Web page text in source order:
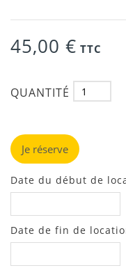
45,00 € TTC
QUANTITÉ
Je réserve
Date du début de
Date de fin de